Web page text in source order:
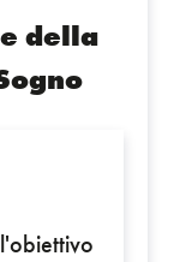
della